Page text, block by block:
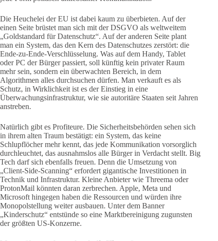
Die Heuchelei der EU ist dabei kaum zu überbieten. Auf der
einen Seite brüstet man sich mit der DSGVO als weltweitem
„Goldstandard für Datenschutz“. Auf der anderen Seite plant
man ein System, das den Kern des Datenschutzes zerstört: die
Ende-zu-Ende-Verschlüsselung. Was auf dem Handy, Tablet
oder PC der Bürger passiert, soll künftig kein privater Raum
mehr sein, sondern ein überwachten Bereich, in dem
Algorithmen alles durchsuchen dürfen. Man verkauft es als
Schutz, in Wirklichkeit ist es der Einstieg in eine
Überwachungsinfrastruktur, wie sie autoritäre Staaten seit Jahren
anstreben.
Natürlich gibt es Profiteure. Die Sicherheitsbehörden sehen sich
in ihrem alten Traum bestätigt: ein System, das keine
Schlupflöcher mehr kennt, das jede Kommunikation vorsorglich
durchleuchtet, das ausnahmslos alle Bürger in Verdacht stellt. Big
Tech darf sich ebenfalls freuen. Denn die Umsetzung von
„Client-Side-Scanning“ erfordert gigantische Investitionen in
Technik und Infrastruktur. Kleine Anbieter wie Threema oder
ProtonMail könnten daran zerbrechen. Apple, Meta und
Microsoft hingegen haben die Ressourcen und würden ihre
Monopolstellung weiter ausbauen. Unter dem Banner
„Kinderschutz“ entstünde so eine Marktbereinigung zugunsten
der größten US-Konzerne.